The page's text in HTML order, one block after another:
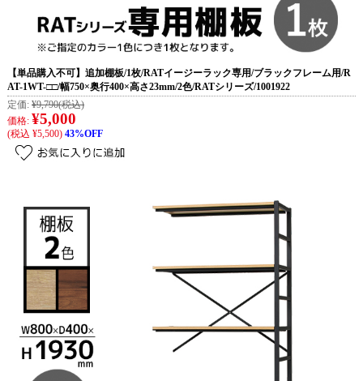
【単品購入不可】追加棚板/1枚/RATイージーラック専用/ブラックフレーム用/R
AT-1WT-□□/幅750×奥行400×高さ23mm/2色/RATシリーズ/1001922
定価: ¥9,790(税込)
価格: ¥5,000
(税込 ¥5,500) 43%OFF